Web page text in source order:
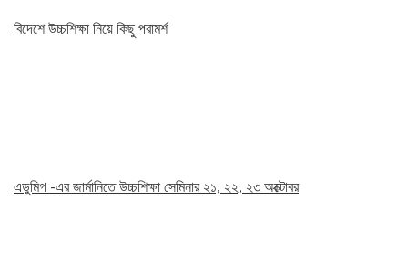
বিদেশে উচ্চশিক্ষা নিয়ে কিছু পরামর্শ
এডুমিগ -এর জার্মানিতে উচ্চশিক্ষা সেমিনার ২১, ২২, ২৩ অক্টোবর